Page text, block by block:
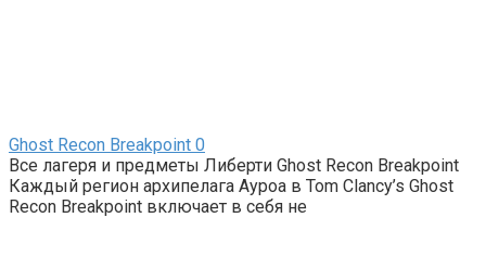
Ghost Recon Breakpoint 0
Все лагеря и предметы Либерти Ghost Recon Breakpoint
Каждый регион архипелага Ауроа в Tom Clancy’s Ghost
Recon Breakpoint включает в себя не